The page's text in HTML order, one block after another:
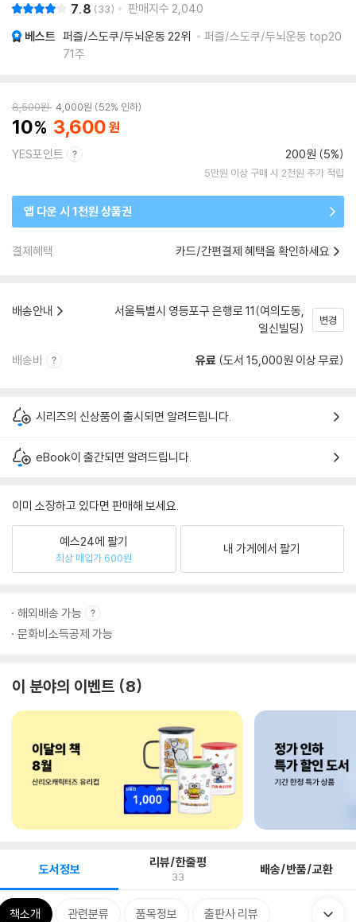
7.8 33 판매지수 2,040
베스트 퍼즐/스도쿠/두뇌운동 22위
퍼즐/스도쿠/두뇌운동 top20
71주
8,500원 4,000원 52% 인하
10 3,600
YES포인트 200원 (5%)
5만원 이상 구매 시 2천원 추가 적립
앱 다운 시 1천원 상품권
결제혜택 카드/간편결제 혜택을 확인하세요
배송안내
서울특별시 영등포구 은행로 11(여의도동,
일신빌딩)
변경
배송비 유료 (도서 15,000원 이상 무료)
시리즈의 신상품이 출시되면 알려드립니다.
eBook이 출간되면 알려드립니다.
이미 소장하고 있다면 판매해 보세요.
예스24에 팔기
최상 매입가 600원
내 가게에서 팔기
해외배송 가능
문화비소득공제 가능
이 분야의 이벤트 8
도서정보 리뷰/한줄평
33 배송/반품/교환
책소개 관련분류 품목정보 출판사 리뷰